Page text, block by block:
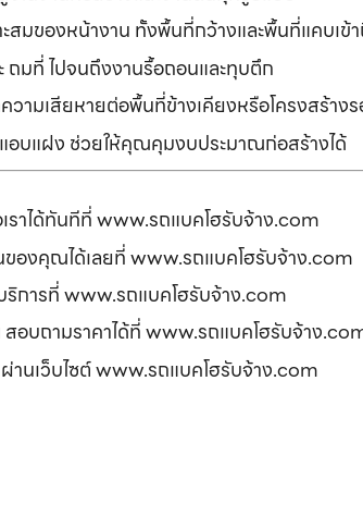
ะสมของหน้างาน ทั้งพื้นที่กว้างและพื้นที่แคบเข้
ถมที่ ไปจนถึงงานรื้อถอนและทุบตึก
วามเสียหายต่อพื้นที่ข้างเคียงหรือโครงสร้าง
แอบแฝง ช่วยให้คุณคุมงบประมาณก่อสร้างได้
ราได้ทันทีที่ www.รถแบคโฮรับจ้าง.com
งคุณได้เลยที่ www.รถแบคโฮรับจ้าง.com
ริการที่ www.รถแบคโฮรับจ้าง.com
บถามราคาได้ที่ www.รถแบคโฮรับจ้าง
านเว็บไซต์ www.รถแบคโฮรับจ้าง.com